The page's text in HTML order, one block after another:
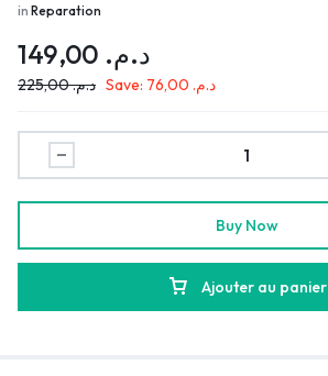
in Reparation
د.م.
د.م.225,00 Save: د.م.
Ajouter au panier
Buy Now